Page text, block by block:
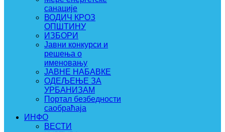
санације
ВОДИЧ КРОЗ
ОПШТИНУ
ИЗБОРИ
Јавни конкурси и
решења о
именовању
ЈАВНЕ НАБАВКЕ
ОДЕЉЕЊЕ ЗА
УРБАНИЗАМ
Портал безбедности
саобраћаја
ИНФО
ВЕСТИ